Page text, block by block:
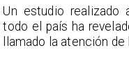
Un estudio realizado
todo el país ha
llamado la atención